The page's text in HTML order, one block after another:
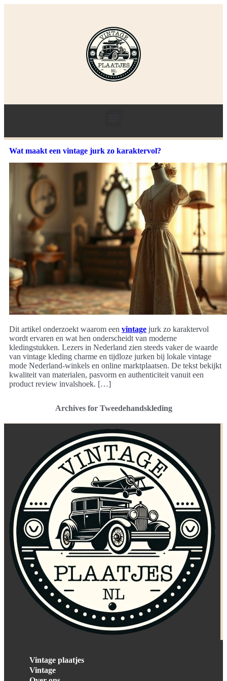
Wat maakt een vintage jurk zo karaktervol?
Dit artikel onderzoekt waarom een vintage jurk zo karaktervol
wordt ervaren en wat hen onderscheidt van moderne
kledingstukken. Lezers in Nederland zien steeds vaker de waarde
van vintage kleding charme en tijdloze jurken bij lokale vintage
mode Nederland-winkels en online marktplaatsen. De tekst bekijkt
kwaliteit van materialen, pasvorm en authenticiteit vanuit een
product review invalshoek. […]
Archives for Tweedehandskleding
Vintage plaatjes
Vintage